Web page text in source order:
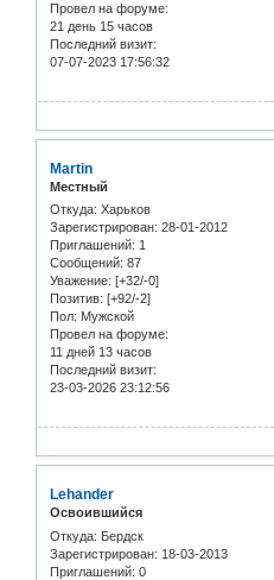
Провел на форуме:
21 день 15 часов
Последний визит:
07-07-2023 17:56:32
Martin
Местный
Откуда: Харьков
Зарегистрирован: 28-01-2012
Приглашений: 1
Сообщений: 87
Уважение: [+32/-0]
Позитив: [+92/-2]
Пол: Мужской
Провел на форуме:
11 дней 13 часов
Последний визит:
23-03-2026 23:12:56
Lehander
Освоившийся
Откуда: Бердск
Зарегистрирован: 18-03-2013
Приглашений: 0